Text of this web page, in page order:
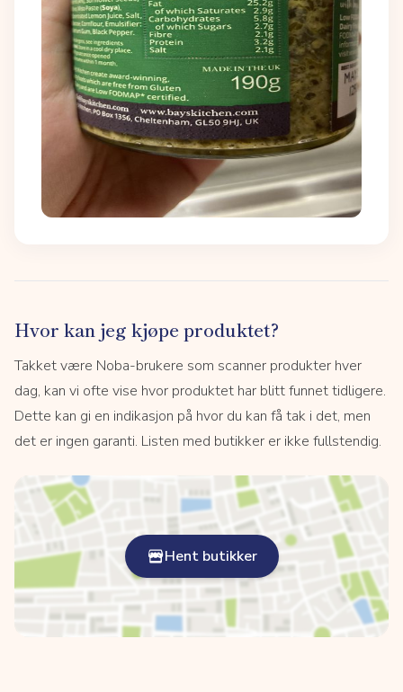
Hvor kan jeg kjøpe produktet?
Takket være Noba-brukere som scanner produkter hver
dag, kan vi ofte vise hvor produktet har blitt funnet tidligere.
Dette kan gi en indikasjon på hvor du kan få tak i det, men
det er ingen garanti. Listen med butikker er ikke fullstendig.
Hent butikker